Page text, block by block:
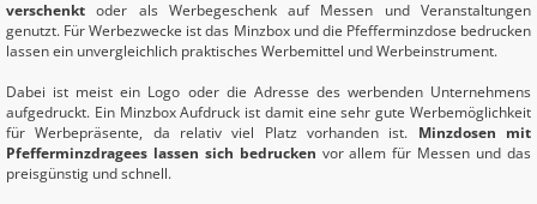
verschenkt oder als Werbegeschenk auf Messen und Veranstaltungen
genutzt. Für Werbezwecke ist das Minzbox und die Pfefferminzdose bedrucken
lassen ein unvergleichlich praktisches Werbemittel und Werbeinstrument.
Dabei ist meist ein Logo oder die Adresse des werbenden Unternehmens
aufgedruckt. Ein Minzbox Aufdruck ist damit eine sehr gute Werbemöglichkeit
für Werbepräsente, da relativ viel Platz vorhanden ist. Minzdosen mit
Pfefferminzdragees lassen sich bedrucken vor allem für Messen und das
preisgünstig und schnell.